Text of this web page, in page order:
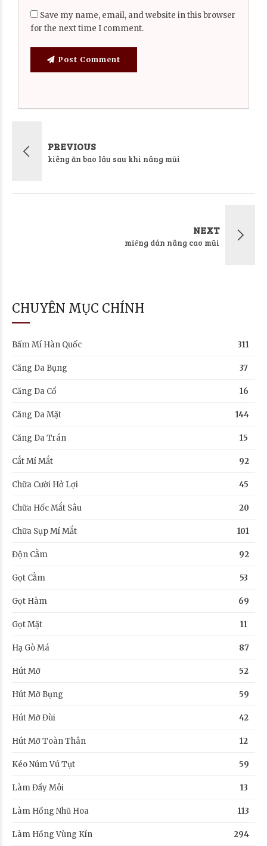
Save my name, email, and website in this browser
for the next time I comment.
Post Comment
PREVIOUS
kiêng ăn bao lâu sau khi nâng mũi
NEXT
miếng dán nâng cao mũi
CHUYÊN MỤC CHÍNH
Bấm Mí Hàn Quốc 311
Căng Da Bụng 37
Căng Da Cổ 16
Căng Da Mặt 144
Căng Da Trán 15
Cắt Mí Mắt 92
Chữa Cười Hở Lợi 45
Chữa Hốc Mắt Sâu 20
Chữa Sụp Mí Mắt 101
Độn Cằm 92
Gọt Cằm 53
Gọt Hàm 69
Gọt Mặt 11
Hạ Gò Má 87
Hút Mỡ 52
Hút Mỡ Bụng 59
Hút Mỡ Đùi 42
Hút Mỡ Toàn Thân 12
Kéo Núm Vú Tụt 59
Làm Đầy Môi 13
Làm Hồng Nhũ Hoa 113
Làm Hồng Vùng Kín 294